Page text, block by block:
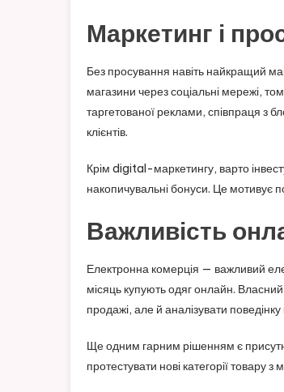
Маркетинг і
Без просування навіть найкращий
магазини через соціальні мережі,
таргетованої реклами, співпраця з
клієнтів.
Крім digital-маркетингу, варто
накопичувальні бонуси. Це мотивує
Важливість
Електронна комерція — важливий
місяць купують одяг онлайн.
продажі, але й аналізувати поведінку
Ще одним гарним рішенням є
протестувати нові категорії товару